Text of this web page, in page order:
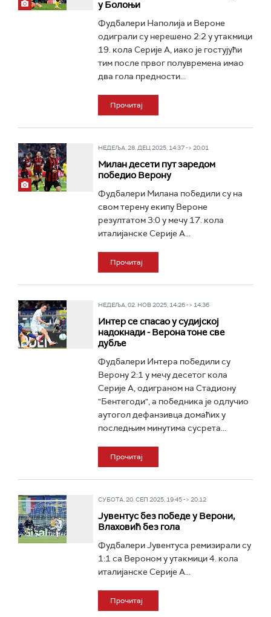
у Болоњи
Фудбалери Наполија и Вероне
одиграли су нерешено 2:2 у утакмици
19. кола Серије А, иако је гостујући
тим после првог полувремена имао
два гола предности...
Прочитај
НЕДЕЉА, 28. ДЕЦ 2025, 14:37 -> 20:01
Милан десети пут заредом
победио Верону
Фудбалери Милана победили су на
свом терену екипу Вероне
резултатом 3:0 у мечу 17. кола
италијанске Серије А...
Прочитај
НЕДЕЉА, 02. НОВ 2025, 14:26 -> 14:36
Интер се спасао у судијској
надокнади - Верона тоне све
дубље
Фудбалери Интера победили су
Верону 2:1 у мечу десетог кола
Серије А, одиграном на Стадиону
"Бентегоди", а победника је одлучио
аутогол дефанзивца домаћих у
последњим минутима сусрета...
Прочитај
СУБОТА, 20. СЕП 2025, 19:45 -> 20:12
Јувентус без победе у Верони,
Влаховић без гола
Фудбалери Јувентуса ремизирали су
1:1 са Вероном у утакмици 4. кола
италијанске Серије А...
Прочитај